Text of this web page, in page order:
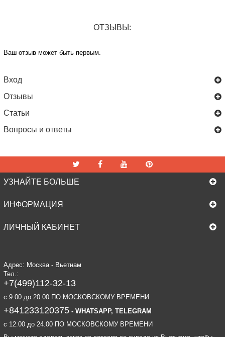
ОТЗЫВЫ:
Ваш отзыв может быть первым.
Вход
Отзывы
Статьи
Вопросы и ответы
УЗНАЙТЕ БОЛЬШЕ
ИНФОРМАЦИЯ
ЛИЧНЫЙ КАБИНЕТ
Адрес: Москва - Вьетнам
Тел.:
+7(499)112-32-13
c 9.00 до 20.00 ПО МОСКОВСКОМУ ВРЕМЕНИ
+841233120375- WHATSAPP, TELEGRAM
c 12.00 до 24.00 ПО МОСКОВСКОМУ ВРЕМЕНИ